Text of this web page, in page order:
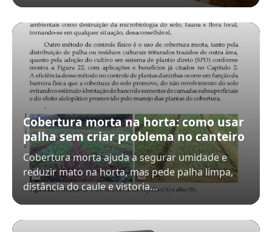
Cobertura morta na horta: como usar
palha sem criar problema no canteiro
Cobertura morta ajuda a segurar umidade e
reduzir mato na horta, mas pede palha limpa,
distância do caule e vistoria…